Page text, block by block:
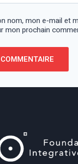
nom, mon e-mail et
mon prochain